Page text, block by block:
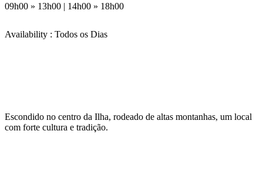
09h00 » 13h00 | 14h00 » 18h00
Availability : Todos os Dias
Escondido no centro da Ilha, rodeado de altas montanhas, um local
com forte cultura e tradição.